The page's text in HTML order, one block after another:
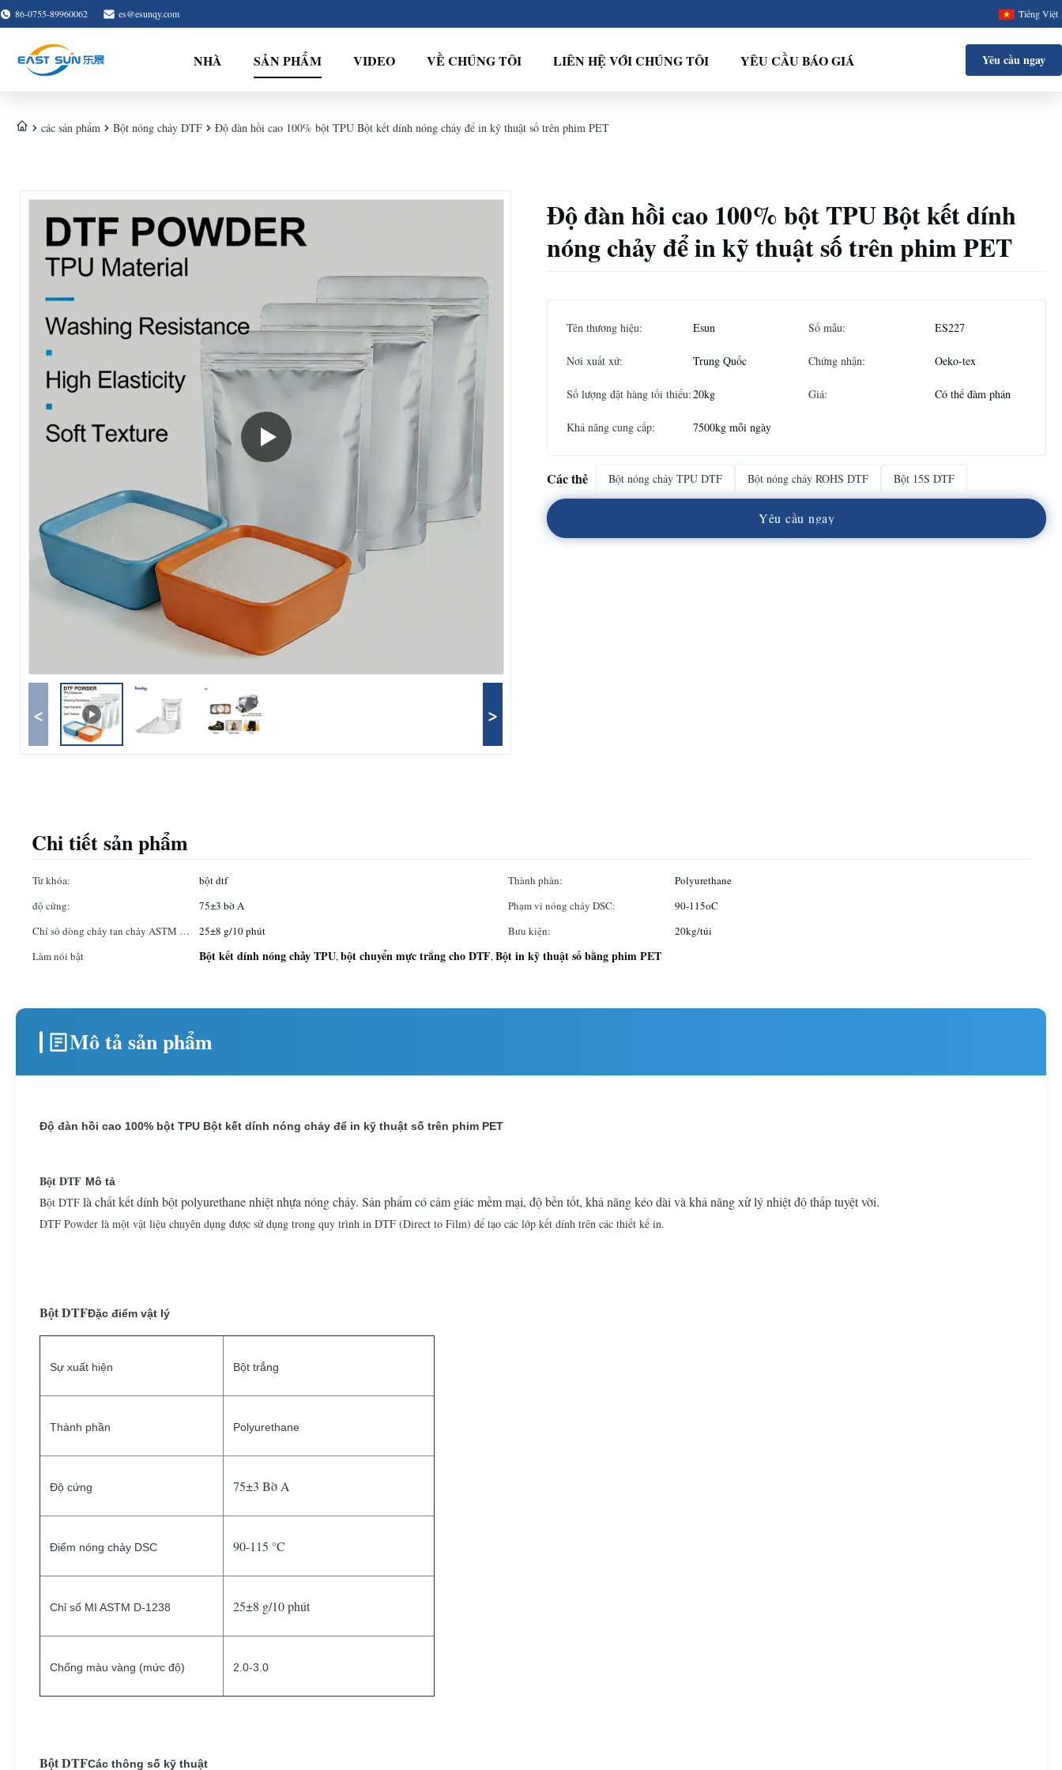
86-0755-89960062 es@esunqy.com Tiếng Việt
NHÀ SẢN PHẨM VIDEO VỀ CHÚNG TÔI LIÊN HỆ VỚI CHÚNG TÔI YÊU CẦU BÁO GIÁ Yêu cầu ngay
các sản phẩm Bột nóng chảy DTF Độ đàn hồi cao 100% bột TPU Bột kết dính nóng chảy để in kỹ thuật số trên phim PET
< >
Độ đàn hồi cao 100% bột TPU Bột kết dính
nóng chảy để in kỹ thuật số trên phim PET
Tên thương hiệu: Esun Số mẫu: ES227
Nơi xuất xứ: Trung Quốc Chứng nhận: Oeko-tex
Số lượng đặt hàng tối thiểu:20kg Giá: Có thể đàm phán
Khả năng cung cấp: 7500kg mỗi ngày
Các thẻ Bột nóng chảy TPU DTF Bột nóng chảy ROHS DTF Bột 15S DTF
Yêu cầu ngay
Chi tiết sản phẩm
Từ khóa: bột dtf Thành phần:
Polyurethane
độ cứng:
75±3 bờ A Phạm vi nóng chảy DSC:
90-115oC
Chỉ số dòng chảy tan chảy ASTM D-
1238:
25±8 g/10 phút Bưu kiện:
20kg/túi
Làm nổi bật
Bột kết dính nóng chảy TPU,bột chuyển mực trắng cho DTF,Bột in kỹ thuật số bằng phim PET
Mô tả sản phẩm
Độ đàn hồi cao 100% bột TPU Bột kết dính nóng chảy để in kỹ thuật số trên phim PET
Bột DTF Mô tả
Bột DTF là chất kết dính bột polyurethane nhiệt nhựa nóng chảy. Sản phẩm có cảm giác mềm mại, độ bền tốt, khả năng kéo dài và khả năng xử lý nhiệt độ thấp tuyệt vời.
DTF Powder là một vật liệu chuyên dụng được sử dụng trong quy trình in DTF (Direct to Film) để tạo các lớp kết dính trên các thiết kế in.
Bột DTFĐặc điểm vật lý
Sự xuất hiện Bột trắng
Thành phần Polyurethane
Độ cứng 75±3 Bờ A
Điểm nóng chảy DSC 90-115 °C
Chỉ số MI ASTM D-1238 25±8 g/10 phút
Chống màu vàng (mức độ) 2.0-3.0
Bột DTFCác thông số kỹ thuật